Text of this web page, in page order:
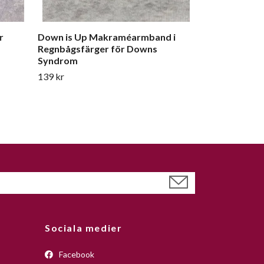
Down is Up Makraméarmband i
Regnbågsfärger för Downs
Syndrom
139 kr
Sociala medier
Facebook